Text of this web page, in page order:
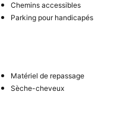
Chemins accessibles
Parking pour handicapés
Matériel de repassage
Sèche-cheveux